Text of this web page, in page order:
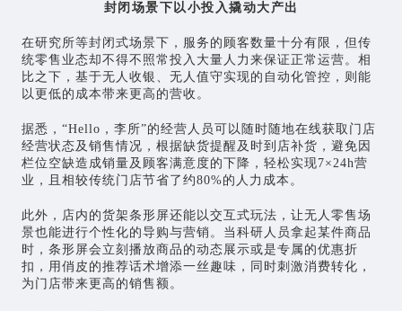
封闭场景下以小投入撬动大产出
在研究所等封闭式场景下，服务的顾客数量十分有限，但传
统零售业态却不得不照常投入大量人力来保证正常运营。相
比之下，基于无人收银、无人值守实现的自动化管控，则能
以更低的成本带来更高的营收。
据悉，“Hello，李所”的经营人员可以随时随地在线获取门店
经营状态及销售情况，根据缺货提醒及时到店补货，避免因
栏位空缺造成销量及顾客满意度的下降，轻松实现7×24h营
业，且相较传统门店节省了约80%的人力成本。
此外，店内的货架条形屏还能以交互式玩法，让无人零售场
景也能进行个性化的导购与营销。当科研人员拿起某件商品
时，条形屏会立刻播放商品的动态展示或是专属的优惠折
扣，用俏皮的推荐话术增添一丝趣味，同时刺激消费转化，
为门店带来更高的销售额。